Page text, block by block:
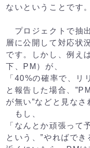
ないということです。
プロジェクトで抽
層に公開して対応状
です。しかし、例え
下、PM）が、
「40%の確率で、リ
と報告した場合、
が無い”などと見なさ
もし、
「なんとか頑張って
という、”やればで